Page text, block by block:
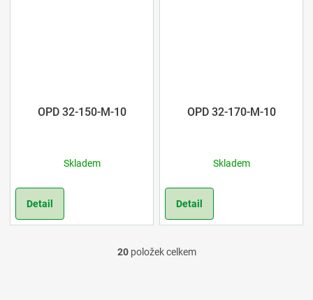
OPD 32-150-M-10
Skladem
Detail
OPD 32-170-M-10
Skladem
Detail
O
20položek celkem